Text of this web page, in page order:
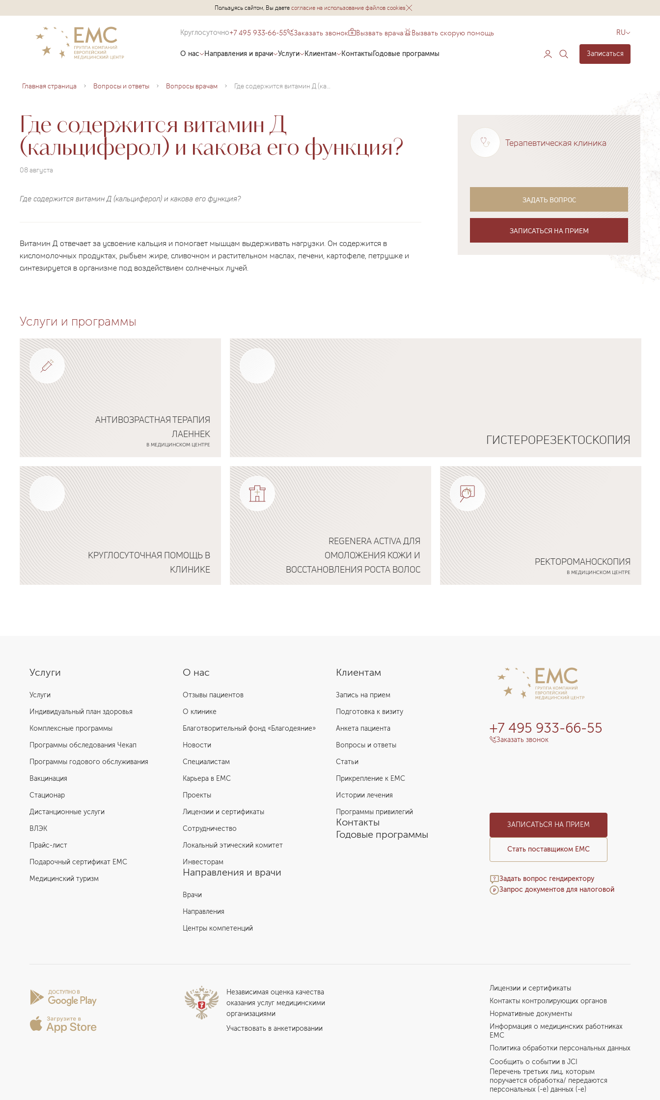
Пользуясь сайтом, Вы даетесогласие на использование файлов cookies
Круглосуточно+7 495 933-66-55 Заказать звонок Вызвать врача Вызвать скорую помощь RU
О нас Направления и врачи Услуги Клиентам КонтактыГодовые программы Записаться
Главная страница Вопросы и ответы Вопросы врачам Где содержится витамин Д (кальциферол) и какова его функция?
Где содержится витамин Д
(кальциферол) и какова его функция?
08 августа
Где содержится витамин Д (кальциферол) и какова его функция?
Витамин Д отвечает за усвоение кальция и помогает мышцам выдерживать нагрузки. Он содержится в
кисломолочных продуктах, рыбьем жире, сливочном и растительном маслах, печени, картофеле, петрушке и
синтезируется в организме под воздействием солнечных лучей.
Терапевтическая клиника
ЗАДАТЬ ВОПРОС
ЗАПИСАТЬСЯ НА ПРИЕМ
Услуги и программы
АНТИВОЗРАСТНАЯ ТЕРАПИЯ
ЛАЕННЕК
В МЕДИЦИНСКОМ ЦЕНТРЕ
Подробнее о программе
ГИСТЕРОРЕЗЕКТОСКОПИЯ
Подробнее о программе
КРУГЛОСУТОЧНАЯ ПОМОЩЬ В
КЛИНИКЕ
REGENERA ACTIVA ДЛЯ
ОМОЛОЖЕНИЯ КОЖИ И
ВОССТАНОВЛЕНИЯ РОСТА ВОЛОС
РЕКТОРОМАНОСКОПИЯ
В МЕДИЦИНСКОМ ЦЕНТРЕ
О нас
Отзывы пациентов
О клинике
Благотворительный фонд «Благодеяние»
Новости
Специалистам
Карьера в ЕМС
Проекты
Лицензии и сертификаты
Сотрудничество
Локальный этический комитет
Инвесторам
Направления и врачи
Врачи
Направления
Центры компетенций
Услуги
Услуги
Индивидуальный план здоровья
Комплексные программы
Программы обследования Чекап
Программы годового обслуживания
Вакцинация
Стационар
Дистанционные услуги
ВЛЭК
Прайс-лист
Подарочный сертификат EMC
Медицинский туризм
Клиентам
Запись на прием
Подготовка к визиту
Анкета пациента
Вопросы и ответы
Статьи
Прикрепление к EMC
Истории лечения
Программы привилегий
Контакты
Годовые программы
+7 495 933-66-55
Заказать звонок
ЗАПИСАТЬСЯ НА ПРИЕМ
Стать поставщиком ЕМС
Задать вопрос гендиректору
Запрос документов для налоговой
Независимая оценка качества
оказания услуг медицинскими
организациями
Участвовать в анкетировании
Лицензии и сертификаты
Контакты контролирующих органов
Нормативные документы
Информация о медицинских работниках
EMC
Политика обработки персональных данных
Сообщить о событии в JCI
Перечень третьих лиц, которым
поручается обработка/ передаются
персональных (-е) данных (-е)